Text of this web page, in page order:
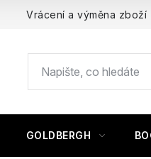
Vrácení a výměna zboží
GOLDBERGH